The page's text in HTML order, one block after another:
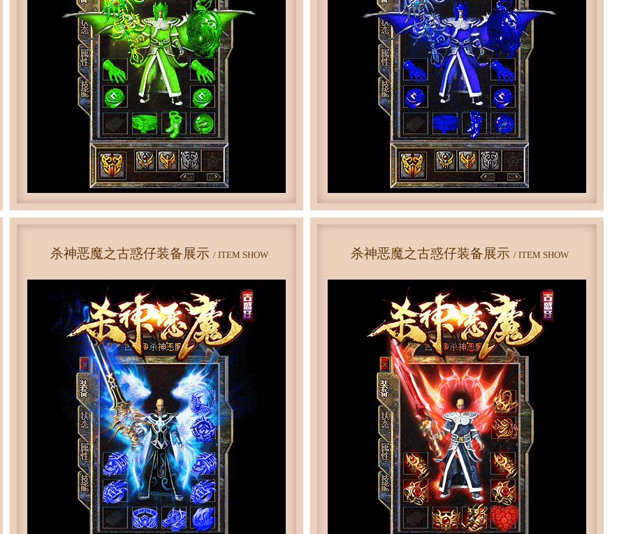
杀神恶魔之古惑仔装备展示 / ITEM SHOW 杀神恶魔之古惑仔装备展示 / ITEM SHOW